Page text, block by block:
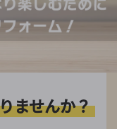
ませんか？